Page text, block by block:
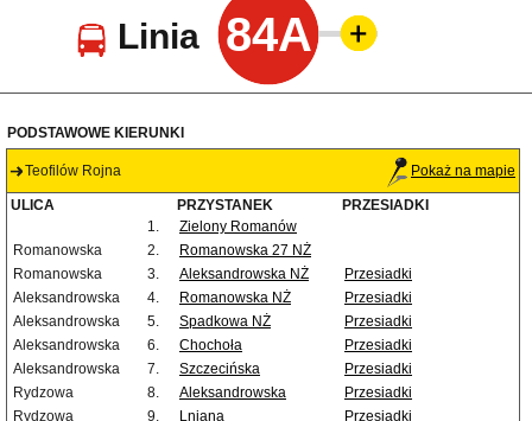
Linia 84A
PODSTAWOWE KIERUNKI
Teofilów Rojna Pokaż na mapie
ULICA PRZYSTANEK
PRZESIADKI
1.
Zielony Romanów
Romanowska
2.
Romanowska 27 NŻ
Romanowska
3. Aleksandrowska NŻ
Przesiadki
Aleksandrowska
4. Romanowska NŻ
Przesiadki
Aleksandrowska
5. Spadkowa NŻ
Przesiadki
Aleksandrowska
6. Chochoła
Przesiadki
Aleksandrowska
7. Szczecińska
Przesiadki
Rydzowa
8. Aleksandrowska
Przesiadki
Rydzowa
9. Lniana
Przesiadki